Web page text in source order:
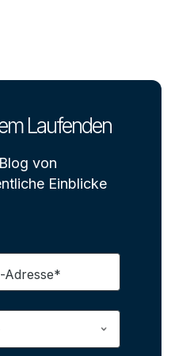
Laufenden
von
Einblicke
Adresse*